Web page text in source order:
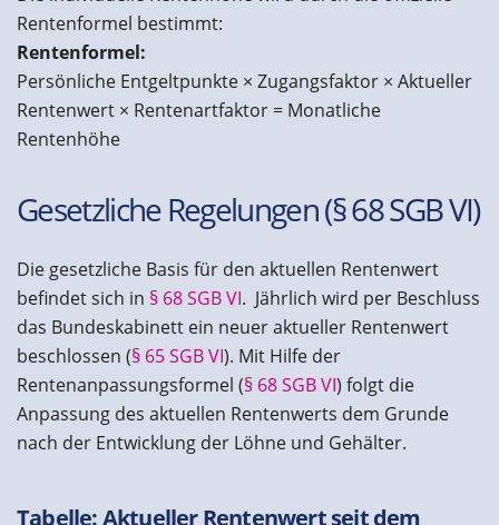
Rentenformel bestimmt:
Rentenformel:
Persönliche Entgeltpunkte × Zugangsfaktor × Aktueller
Rentenwert × Rentenartfaktor = Monatliche
Rentenhöhe
Gesetzliche Regelungen (§ 68 SGB VI)
Die gesetzliche Basis für den aktuellen Rentenwert
befindet sich in § 68 SGB VI. Jährlich wird per Beschluss
das Bundeskabinett ein neuer aktueller Rentenwert
beschlossen (§ 65SGB VI). Mit Hilfe der
Rentenanpassungsformel (§ 68SGB VI) folgt die
Anpassung des aktuellen Rentenwerts dem Grunde
nach der Entwicklung der Löhne und Gehälter.
Tabelle: Aktueller Rentenwert seit dem